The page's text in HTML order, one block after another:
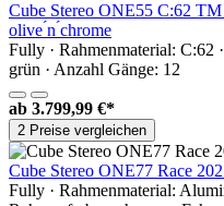
Cube Stereo ONE55 C:62
olive ́n ́chrome
Fully · Rahmenmaterial: C:62
grün · Anzahl Gänge: 12
ab 3.799,99 €*
2 Preise vergleichen
Cube Stereo ONE77 Race
Fully · Rahmenmaterial: